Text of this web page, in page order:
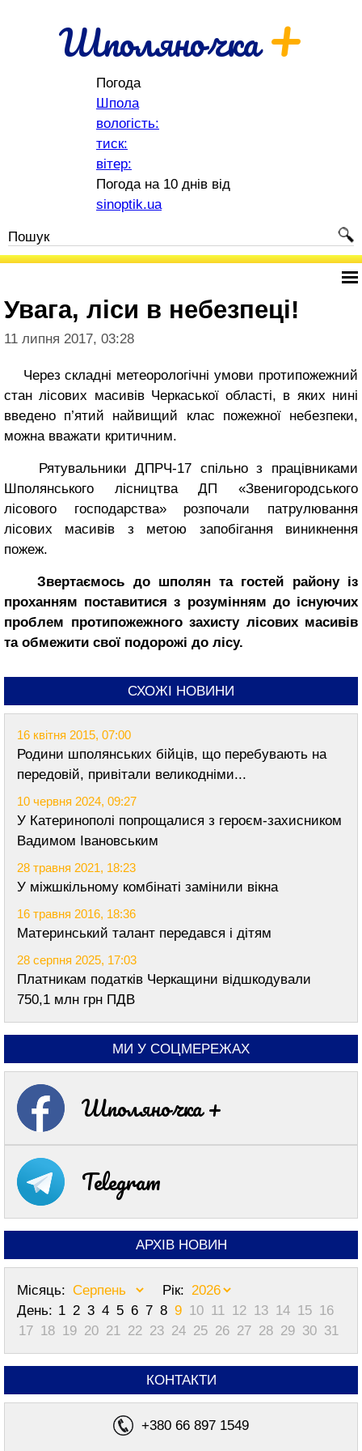
Шполяночка+
Погода
Шпола
вологість:
тиск:
вітер:
Погода на 10 днів від
sinoptik.ua
Увага, ліси в небезпеці!
11 липня 2017, 03:28
Через складні метеорологічні умови протипожежний
стан лісових масивів Черкаської області, в яких нині
введено п’ятий найвищий клас пожежної небезпеки,
можна вважати критичним.
Рятувальники ДПРЧ-17 спільно з працівниками
Шполянського лісництва ДП «Звенигородського
лісового господарства» розпочали патрулювання
лісових масивів з метою запобігання виникнення
пожеж.
Звертаємось до шполян та гостей району із
проханням поставитися з розумінням до існуючих
проблем протипожежного захисту лісових масивів
та обмежити свої подорожі до лісу.
СХОЖІ НОВИНИ
16 квітня 2015, 07:00
Родини шполянських бійців, що перебувають на
передовій, привітали великодніми...
10 червня 2024, 09:27
У Катеринополі попрощалися з героєм-захисником
Вадимом Івановським
28 травня 2021, 18:23
У міжшкільному комбінаті замінили вікна
16 травня 2016, 18:36
Материнський талант передався і дітям
28 серпня 2025, 17:03
Платникам податків Черкащини відшкодували
750,1 млн грн ПДВ
МИ У СОЦМЕРЕЖАХ
Шполяночка +
Telegram
АРХІВ НОВИН
Місяць:
Рік:
День: 1 2 3 4 5 6 7 8 9 10 11 12 13 14 15 16
17 18 19 20 21 22 23 24 25 26 27 28 29 30 31
КОНТАКТИ
+380 66 897 1549